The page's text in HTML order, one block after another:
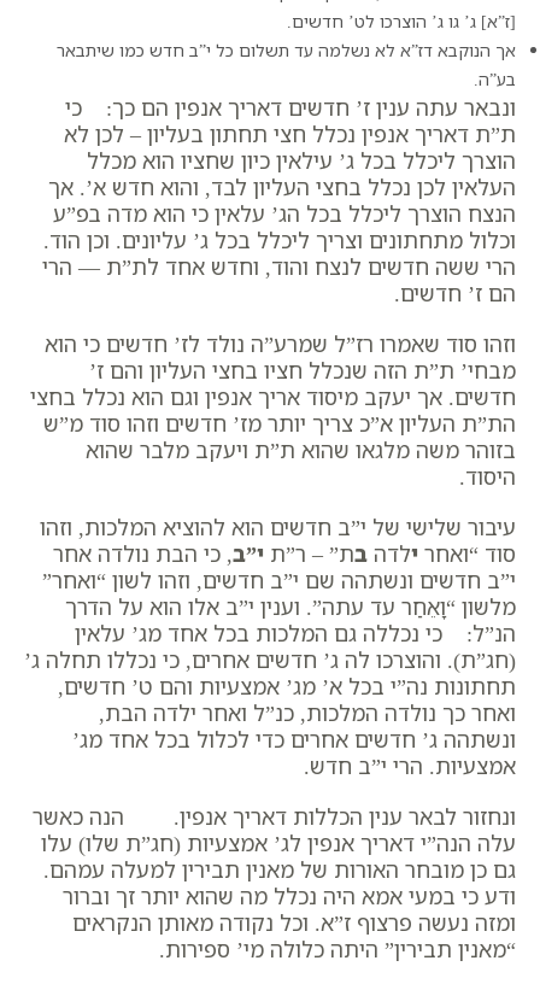
[ז”א] ג’ גו ג’ הוצרכו לט’ חדשים.
אך הנוקבא דז”א לא נשלמה עד תשלום כל י”ב חדש כמו שיתבאר
בע”ה.
ונבאר עתה ענין ז’ חדשים דאריך אנפין הם כך: כי
ת”ת דאריך אנפין נכלל חצי תחתון בעליון – לכן לא
הוצרך ליכלל בכל ג’ עילאין כיון שחציו הוא מכלל
העלאין לכן נכלל בחצי העליון לבד, והוא חדש א’. אך
הנצח הוצרך ליכלל בכל הג’ עלאין כי הוא מדה בפ”ע
וכלול מתחתונים וצריך ליכלל בכל ג’ עליונים. וכן הוד.
הרי ששה חדשים לנצח והוד, וחדש אחד לת”ת — הרי
הם ז’ חדשים.
וזהו סוד שאמרו רז”ל שמרע”ה נולד לז’ חדשים כי הוא
מבחי’ ת”ת הזה שנכלל חציו בחצי העליון והם ז’
חדשים. אך יעקב מיסוד אריך אנפין וגם הוא נכלל בחצי
הת”ת העליון א”כ צריך יותר מז’ חדשים וזהו סוד מ”ש
בזוהר משה מלגאו שהוא ת”ת ויעקב מלבר שהוא
היסוד.
עיבור שלישי של י”ב חדשים הוא להוציא המלכות, וזהו
סוד “ואחר ילדה בת” – ר”ת י”ב, כי הבת נולדה אחר
י”ב חדשים ונשתהה שם י”ב חדשים, וזהו לשון “ואחר”
מלשון “וָאֵחַר עד עתה”. וענין י”ב אלו הוא על הדרך
הנ”ל: כי נכללה גם המלכות בכל אחד מג’ עלאין
(חג”ת). והוצרכו לה ג’ חדשים אחרים, כי נכללו תחלה ג’
תחתונות נה”י בכל א’ מג’ אמצעיות והם ט’ חדשים,
ואחר כך נולדה המלכות, כנ”ל ואחר ילדה הבת,
ונשתהה ג’ חדשים אחרים כדי לכלול בכל אחד מג’
אמצעיות. הרי י”ב חדש.
ונחזור לבאר ענין הכללות דאריך אנפין. הנה כאשר
עלה הנה”י דאריך אנפין לג’ אמצעיות (חג”ת שלו) עלו
גם כן מובחר האורות של מאנין תבירין למעלה עמהם.
ודע כי במעי אמא היה נכלל מה שהוא יותר זך וברור
ומזה נעשה פרצוף ז”א. וכל נקודה מאותן הנקראים
“מאנין תבירין” היתה כלולה מי’ ספירות.